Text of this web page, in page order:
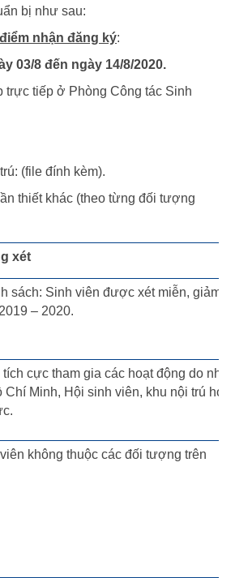
bị như sau:
nhận đăng ký:
03/8 đến ngày 14/8/2020.
trực tiếp ở Phòng Công tác Sinh
(file đính kèm).
thiết khác (theo từng đối tượng
xét
sách: Sinh viên được xét miễn, giảm
– 2020.
tích cực tham gia các hoạt động do
Chí Minh, Hội sinh viên, khu nội trú
không thuộc các đối tượng trên